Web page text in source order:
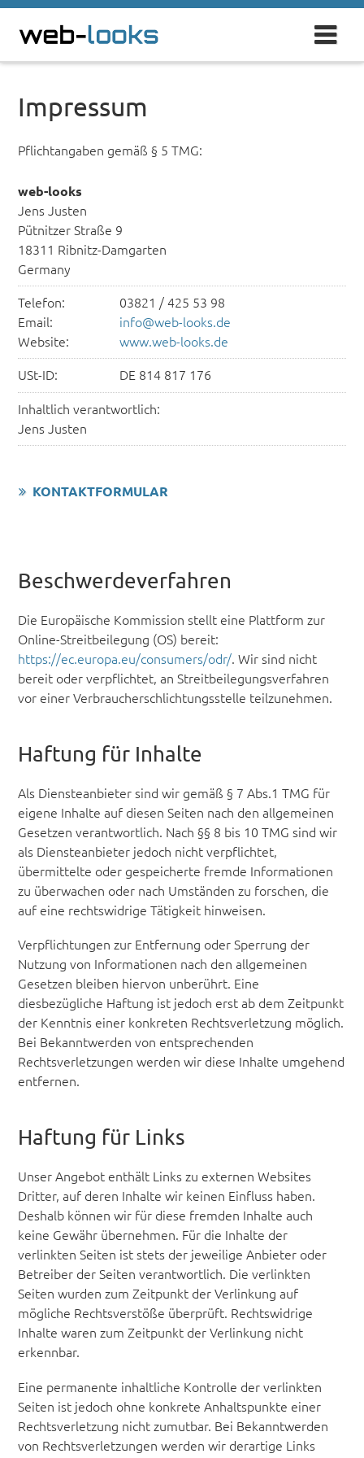
Impressum
Pflichtangaben gemäß § 5 TMG:
web-looks
Jens Justen
Pütnitzer Straße 9
18311 Ribnitz-Damgarten
Germany
Telefon:
03821 / 425 53 98
Email:
info@web-looks.de
Website:
www.web-looks.de
USt-ID: DE 814 817 176
Inhaltlich verantwortlich:
Jens Justen
KONTAKTFORMULAR
Beschwerdeverfahren
Die Europäische Kommission stellt eine Plattform zur
Online-Streitbeilegung (OS) bereit:
https://ec.europa.eu/consumers/odr/. Wir sind nicht
bereit oder verpflichtet, an Streitbeilegungsverfahren
vor einer Verbraucherschlichtungsstelle teilzunehmen.
Haftung für Inhalte
Als Diensteanbieter sind wir gemäß § 7 Abs.1 TMG für
eigene Inhalte auf diesen Seiten nach den allgemeinen
Gesetzen verantwortlich. Nach §§ 8 bis 10 TMG sind wir
als Diensteanbieter jedoch nicht verpflichtet,
übermittelte oder gespeicherte fremde Informationen
zu überwachen oder nach Umständen zu forschen, die
auf eine rechtswidrige Tätigkeit hinweisen.
Verpflichtungen zur Entfernung oder Sperrung der
Nutzung von Informationen nach den allgemeinen
Gesetzen bleiben hiervon unberührt. Eine
diesbezügliche Haftung ist jedoch erst ab dem Zeitpunkt
der Kenntnis einer konkreten Rechtsverletzung möglich.
Bei Bekanntwerden von entsprechenden
Rechtsverletzungen werden wir diese Inhalte umgehend
entfernen.
Haftung für Links
Unser Angebot enthält Links zu externen Websites
Dritter, auf deren Inhalte wir keinen Einfluss haben.
Deshalb können wir für diese fremden Inhalte auch
keine Gewähr übernehmen. Für die Inhalte der
verlinkten Seiten ist stets der jeweilige Anbieter oder
Betreiber der Seiten verantwortlich. Die verlinkten
Seiten wurden zum Zeitpunkt der Verlinkung auf
mögliche Rechtsverstöße überprüft. Rechtswidrige
Inhalte waren zum Zeitpunkt der Verlinkung nicht
erkennbar.
Eine permanente inhaltliche Kontrolle der verlinkten
Seiten ist jedoch ohne konkrete Anhaltspunkte einer
Rechtsverletzung nicht zumutbar. Bei Bekanntwerden
von Rechtsverletzungen werden wir derartige Links